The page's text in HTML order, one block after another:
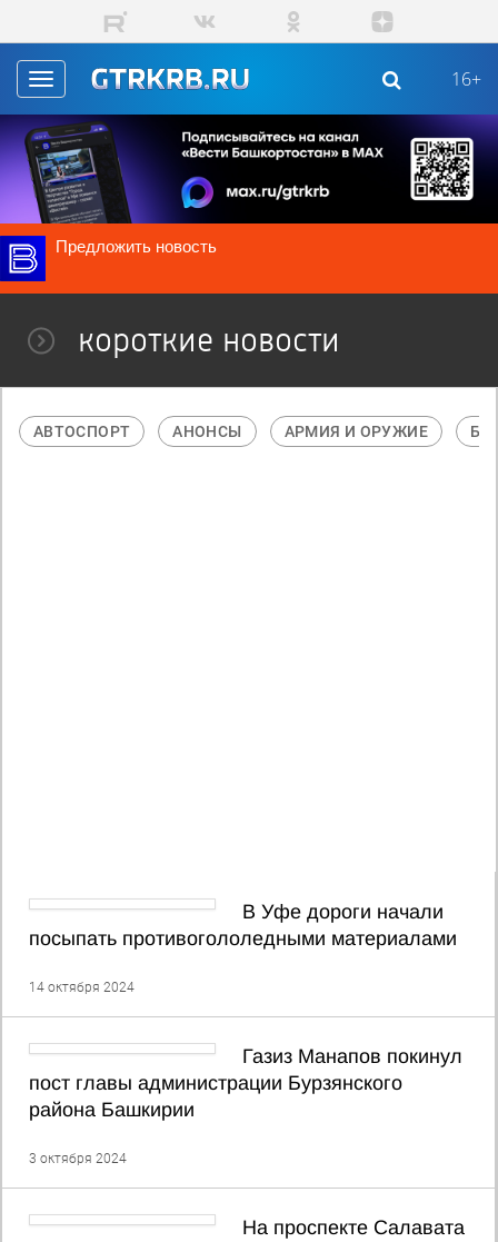
Перейти к основному содержанию
Toggle
navigation
16+
Предложить новость
короткие новости
АВТОСПОРТ АНОНСЫ АРМИЯ И ОРУЖИЕ
В Уфе дороги начали
посыпать противогололедными материалами
14 октября 2024
Газиз Манапов покинул
пост главы администрации Бурзянского
района Башкирии
3 октября 2024
На проспекте Салавата